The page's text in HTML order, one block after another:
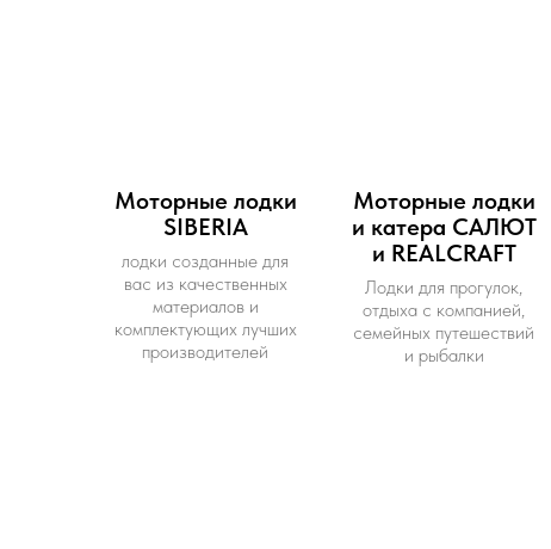
Моторные лодки
SIBERIA
лодки созданные для
вас из качественных
материалов и
комплектующих лучших
производителей
Моторные лодки
и катера САЛЮТ
и REALCRAFT
Лодки для прогулок,
отдыха с компанией,
семейных путешествий
и рыбалки